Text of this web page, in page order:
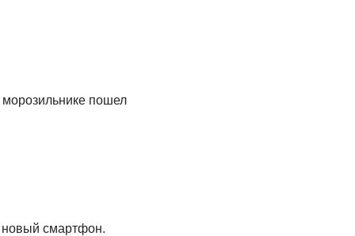
морозильнике пошел
смартфон.